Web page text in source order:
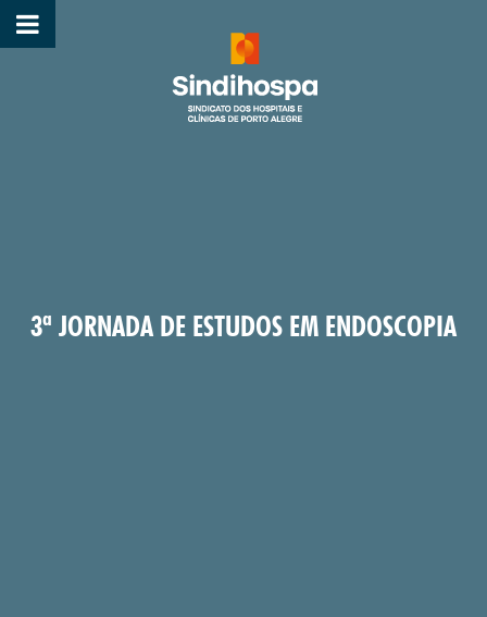
3ª JORNADA DE ESTUDOS EM ENDOSCOPIA